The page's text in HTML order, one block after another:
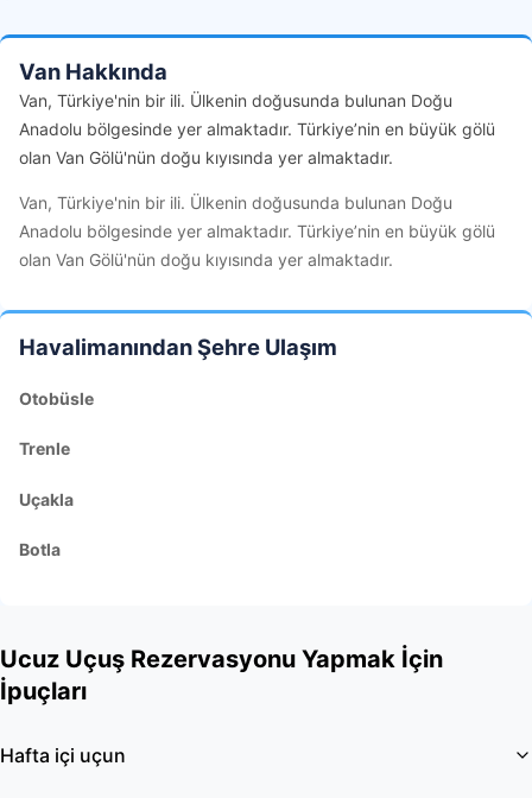
Van Hakkında
Van, Türkiye'nin bir ili. Ülkenin doğusunda bulunan Doğu
Anadolu bölgesinde yer almaktadır. Türkiye’nin en büyük gölü
olan Van Gölü'nün doğu kıyısında yer almaktadır.
Van, Türkiye'nin bir ili. Ülkenin doğusunda bulunan Doğu
Anadolu bölgesinde yer almaktadır. Türkiye’nin en büyük gölü
olan Van Gölü'nün doğu kıyısında yer almaktadır.
Havalimanından Şehre Ulaşım
Otobüsle
Trenle
Uçakla
Botla
Ucuz Uçuş Rezervasyonu Yapmak İçin
İpuçları
Hafta içi uçun